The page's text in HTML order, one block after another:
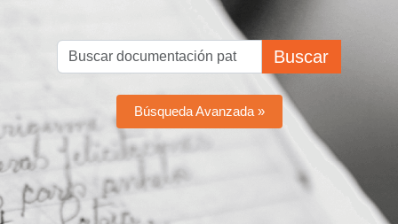
Buscar
Búsqueda Avanzada »